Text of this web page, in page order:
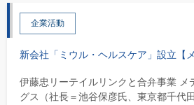
企業活動
新会社「ミウル・ヘルスケア」設立【
伊藤忠リーテイルリンクと合弁事業 メ
グス（社長＝池谷保彦氏、東京都千代